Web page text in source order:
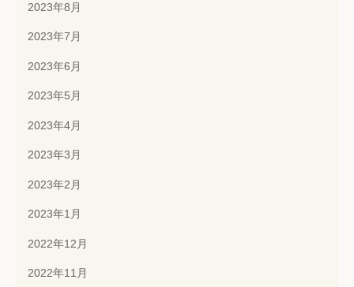
2023年8月
2023年7月
2023年6月
2023年5月
2023年4月
2023年3月
2023年2月
2023年1月
2022年12月
2022年11月